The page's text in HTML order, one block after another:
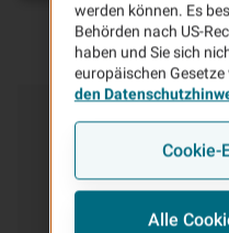
In unserem Service-
Ihren Vertrag, die
weitere
werden können. Es
Behörden nach US-
haben und Sie sich
europäischen
den
Cookie-
Alle